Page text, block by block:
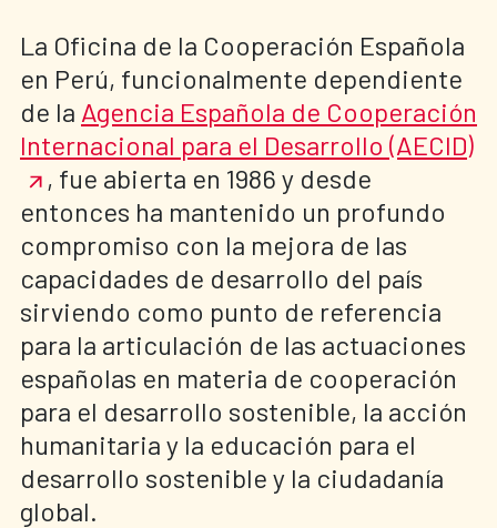
La Oficina de la Cooperación Española
en Perú, funcionalmente dependiente
de la Agencia Española de Cooperación
Internacional para el Desarrollo (AECID)
, fue abierta en 1986 y desde
entonces ha mantenido un profundo
compromiso con la mejora de las
capacidades de desarrollo del país
sirviendo como punto de referencia
para la articulación de las actuaciones
españolas en materia de cooperación
para el desarrollo sostenible, la acción
humanitaria y la educación para el
desarrollo sostenible y la ciudadanía
global.